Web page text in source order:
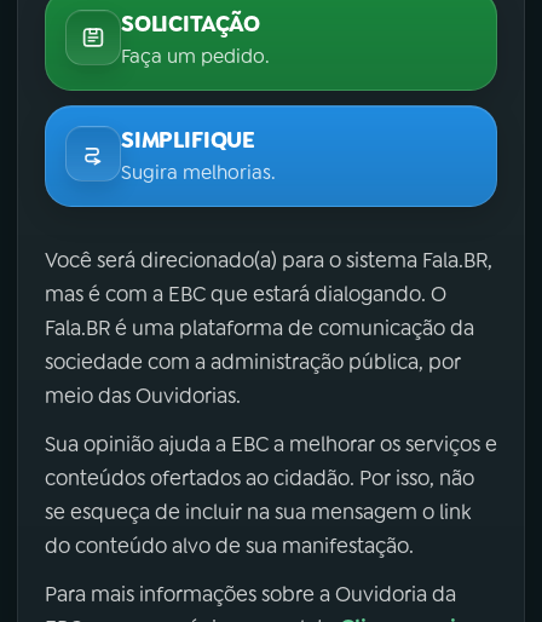
SOLICITAÇÃO
Faça um pedido.
SIMPLIFIQUE
Sugira melhorias.
Você será direcionado(a) para o sistema Fala.BR,
mas é com a EBC que estará dialogando. O
Fala.BR é uma plataforma de comunicação da
sociedade com a administração pública, por
meio das Ouvidorias.
Sua opinião ajuda a EBC a melhorar os serviços e
conteúdos ofertados ao cidadão. Por isso, não
se esqueça de incluir na sua mensagem o link
do conteúdo alvo de sua manifestação.
Para mais informações sobre a Ouvidoria da